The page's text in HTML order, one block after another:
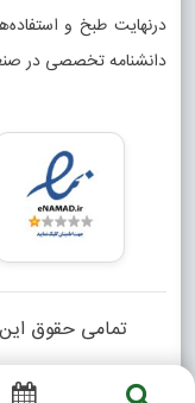
درنهایت طبخ و
دانشنامه تخصصی در
تمامی حقوق